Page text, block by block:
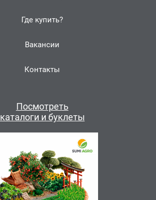
Посмотреть
каталоги и буклеты
Где купить?
Вакансии
Контакты